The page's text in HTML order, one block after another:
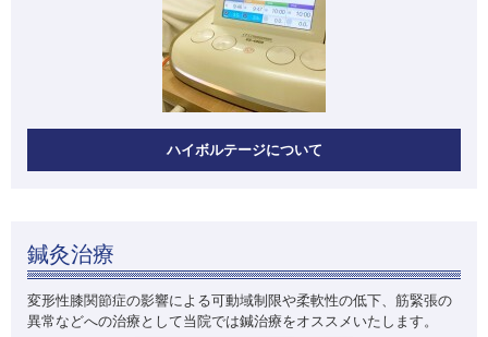
ハイボルテージについて
鍼灸治療
変形性膝関節症の影響による可動域制限や柔軟性の低下、筋緊張の
異常などへの治療として当院では鍼治療をオススメいたします。